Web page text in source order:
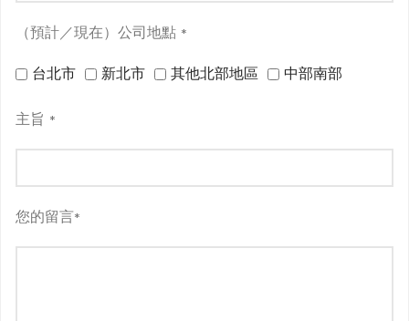
（預計／現在）公司地點 *
台北市 新北市 其他北部地區 中部南部
主旨 *
您的留言*